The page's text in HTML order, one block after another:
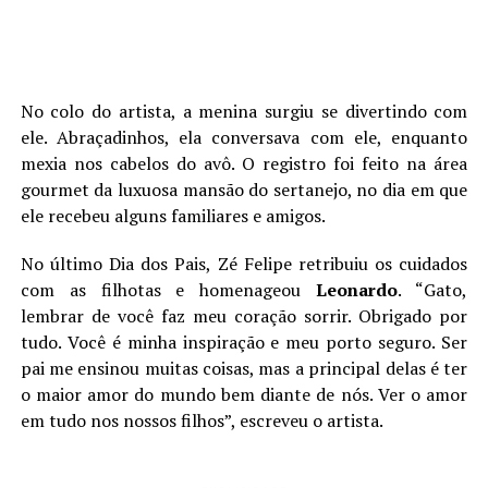
No colo do artista, a menina surgiu se divertindo com
ele. Abraçadinhos, ela conversava com ele, enquanto
mexia nos cabelos do avô. O registro foi feito na área
gourmet da luxuosa mansão do sertanejo, no dia em que
ele recebeu alguns familiares e amigos.
No último Dia dos Pais, Zé Felipe retribuiu os cuidados
com as filhotas e homenageouLeonardo. “Gato,
lembrar de você faz meu coração sorrir. Obrigado por
tudo. Você é minha inspiração e meu porto seguro. Ser
pai me ensinou muitas coisas, mas a principal delas é ter
o maior amor do mundo bem diante de nós. Ver o amor
em tudo nos nossos filhos”, escreveu o artista.